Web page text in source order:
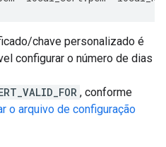
chave personalizado é
configurar o número de dias
, conforme
o arquivo de configuração